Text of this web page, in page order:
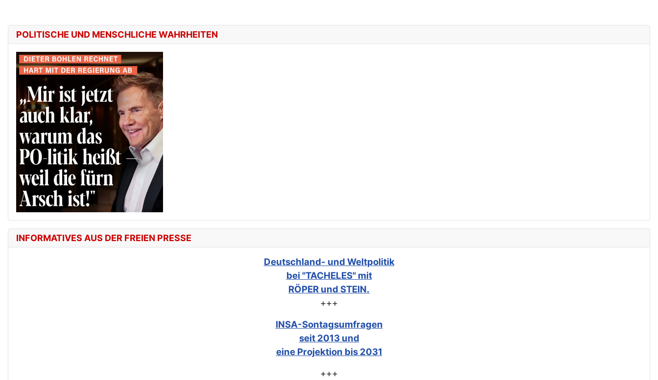
POLITISCHE UND MENSCHLICHE WAHRHEITEN
INFORMATIVES AUS DER FREIEN PRESSE
Deutschland- und Weltpolitik
bei "TACHELES" mit
RÖPER und STEIN.
+++
INSA-Sontagsumfragen
seit 2013 und
eine Projektion bis 2031
+++